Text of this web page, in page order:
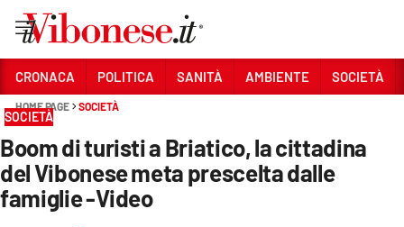
Sezioni
CRONACA
POLITICA
CRONACA POLITICA SANITÀ AMBIENTE SOCIETÀ
HOME PAGE SOCIETÀ
SOCIETÀ
Boom di turisti a Briatico, la cittadina
del Vibonese meta prescelta dalle
famiglie -Video